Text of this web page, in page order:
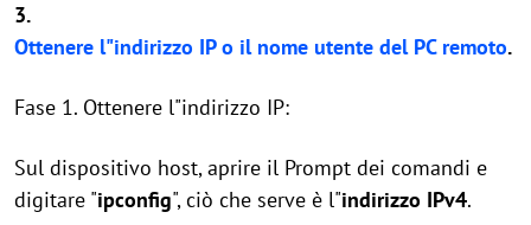
3.
Ottenere l"indirizzo IP o il nome utente del PC remoto.
Fase 1. Ottenere l"indirizzo IP:
Sul dispositivo host, aprire il Prompt dei comandi e
digitare "ipconfig", ciò che serve è l"indirizzo IPv4.